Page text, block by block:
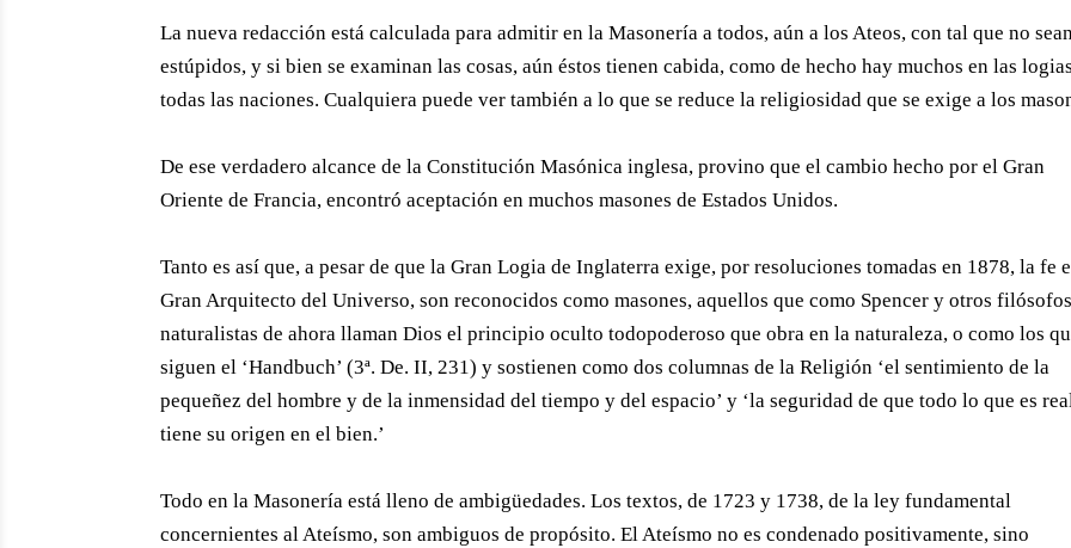
La nueva redacción está calculada para admitir en la Masonería a todos, aún a los Ateos, con tal que no
estúpidos, y si bien se examinan las cosas, aún éstos tienen cabida, como de hecho hay muchos en las
todas las naciones. Cualquiera puede ver también a lo que se reduce la religiosidad que se exige a los
De ese verdadero alcance de la Constitución Masónica inglesa, provino que el cambio hecho por el Gran
Oriente de Francia, encontró aceptación en muchos masones de Estados Unidos.
Tanto es así que, a pesar de que la Gran Logia de Inglaterra exige, por resoluciones tomadas en 1878, la fe
Gran Arquitecto del Universo, son reconocidos como masones, aquellos que como Spencer y otros filósofos
naturalistas de ahora llaman Dios el principio oculto todopoderoso que obra en la naturaleza, o como los
siguen el ‘Handbuch’ (3ª. De. II, 231) y sostienen como dos columnas de la Religión ‘el sentimiento de la
pequeñez del hombre y de la inmensidad del tiempo y del espacio’ y ‘la seguridad de que todo lo que es
tiene su origen en el bien.’
Todo en la Masonería está lleno de ambigüedades. Los textos, de 1723 y 1738, de la ley fundamental
concernientes al Ateísmo, son ambiguos de propósito. El Ateísmo no es condenado positivamente, sino